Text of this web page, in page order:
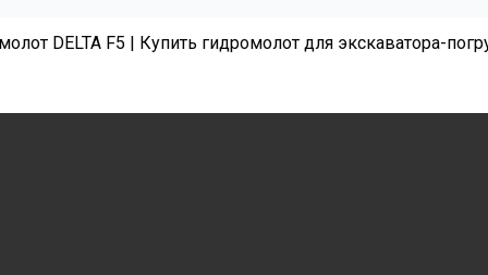
DELTA F5 | Купить гидромолот для экскаватора-